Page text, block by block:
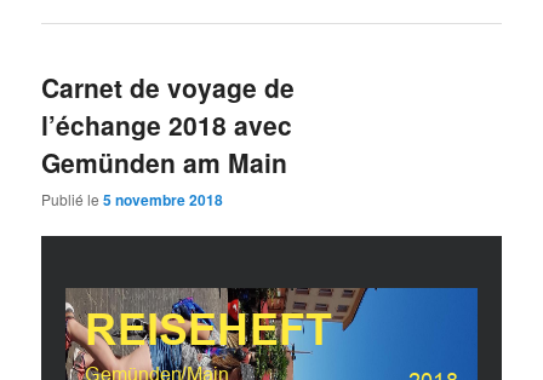
Carnet de voyage de
l’échange 2018 avec
Gemünden am Main
Publié le5 novembre 2018